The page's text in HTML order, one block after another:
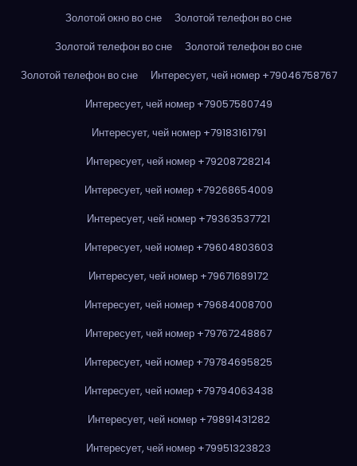
Золотой окно во сне
Золотой телефон во сне
Золотой телефон во сне
Золотой телефон во сне
Золотой телефон во сне
Интересует, чей номер +79046758767
Интересует, чей номер +79057580749
Интересует, чей номер +79183161791
Интересует, чей номер +79208728214
Интересует, чей номер +79268654009
Интересует, чей номер +79363537721
Интересует, чей номер +79604803603
Интересует, чей номер +79671689172
Интересует, чей номер +79684008700
Интересует, чей номер +79767248867
Интересует, чей номер +79784695825
Интересует, чей номер +79794063438
Интересует, чей номер +79891431282
Интересует, чей номер +79951323823